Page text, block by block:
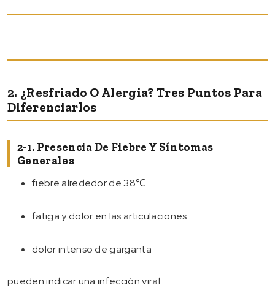
2. ¿Resfriado O Alergia? Tres Puntos Para
Diferenciarlos
2-1. Presencia De Fiebre Y Síntomas
Generales
fiebre alrededor de 38℃
fatiga y dolor en las articulaciones
dolor intenso de garganta
pueden indicar una infección viral.